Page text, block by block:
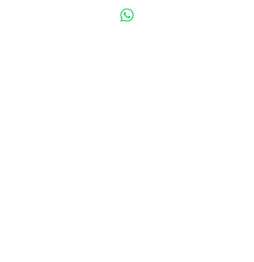
Houben, Janaina Halloy, Lucie